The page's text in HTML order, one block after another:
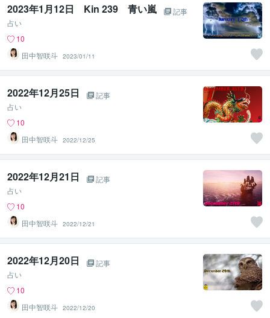
2023年1月12日 Kin 239 青い嵐
記事
占い
10
田中智咲斗 2023/01/11
2022年12月25日
記事
占い
10
田中智咲斗 2022/12/25
2022年12月21日
記事
占い
10
田中智咲斗 2022/12/21
2022年12月20日
記事
占い
10
田中智咲斗 2022/12/20